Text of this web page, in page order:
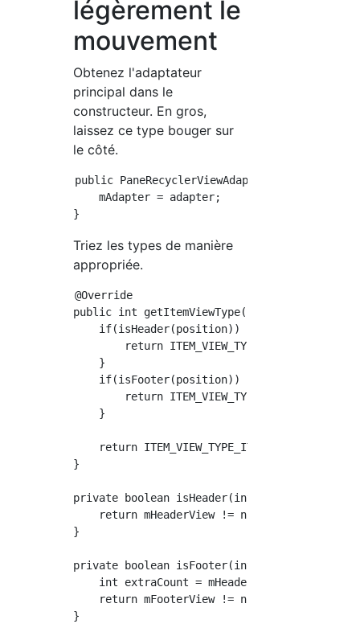
légèrement le
mouvement
Obtenez l'adaptateur
principal dans le
constructeur. En gros,
laissez ce type bouger sur
le côté.
public
    mAdapter = adapter;
Triez les types de manière
appropriée.
@Override
public int getItemViewType(int position) {
    if(isHeader(position)) {
        return ITEM_VIEW_TYPE_HEADER;
    }
    if(isFooter(position)) {
        return ITEM_VIEW_TYPE_FOOTER;
    }
    return ITEM_VIEW_TYPE_ITEM;
}
private boolean isHeader(int position) {
return mHeaderView != null && position
}
private boolean isFooter(int position) {
int extraCount = mHeaderView != null ? 1
return mFooterView != null && position